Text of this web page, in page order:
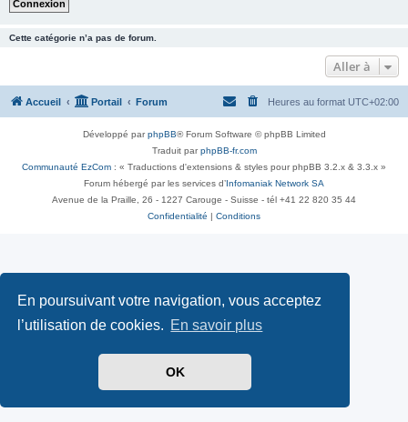
En poursuivant votre navigation, vous acceptez
l’utilisation de cookies. En savoir plus
OK
Cette catégorie n’a pas de forum.
Aller à
Accueil Portail Forum Heures au format UTC+02:00
Développé parphpBB® Forum Software © phpBB Limited
Traduit parphpBB-fr.com
Communauté EzCom : « Traductions d'extensions & styles pour phpBB 3.2.x & 3.3.x »
Forum hébergé par les services d’ Infomaniak Network SA
Avenue de la Praille, 26 - 1227 Carouge - Suisse - tél +41 22 820 35 44
Confidentialité
Conditions